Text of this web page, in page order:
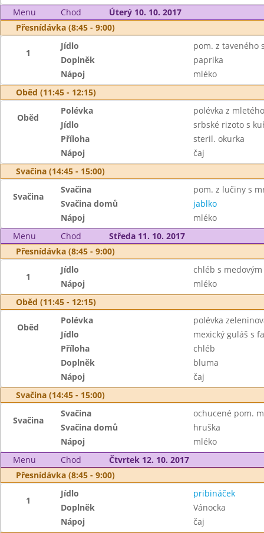
Menu
Chod
Úterý 10. 10. 2017
Přesnídávka (8:45 - 9:00)
1
Jídlo
pom. z taveného
Doplněk
paprika
Nápoj
mléko
Oběd (11:45 - 12:15)
Oběd
Polévka
polévka z
Jídlo
srbské rizoto s
Příloha
steril. okurka
Nápoj
čaj
Svačina (14:45 - 15:00)
Svačina
Svačina
pom. z lučiny s
Svačina domů
jablko
Nápoj
mléko
Menu
Chod
Středa 11. 10. 2017
Přesnídávka (8:45 - 9:00)
1
Jídlo
chléb s
Nápoj
mléko
Oběd (11:45 - 12:15)
Oběd
Polévka
polévka
Jídlo
mexický guláš s
Příloha
chléb
Doplněk
bluma
Nápoj
čaj
Svačina (14:45 - 15:00)
Svačina
Svačina
ochucené pom.
Svačina domů
hruška
Nápoj
mléko
Menu
Chod
Čtvrtek 12. 10. 2017
Přesnídávka (8:45 - 9:00)
1
Jídlo
pribináček
Doplněk
Vánocka
Nápoj
čaj